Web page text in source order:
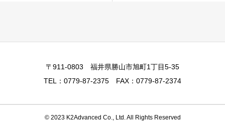
〒911-0803 福井県勝山市旭町1丁目5-35
TEL：0779-87-2375 FAX：0779-87-2374
© 2023 K2Advanced Co., Ltd. All Rights Reserved